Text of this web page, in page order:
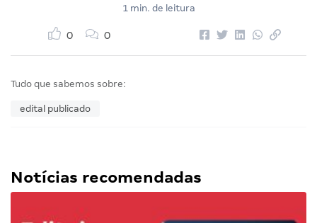
1 min. de leitura
0 0
Tudo que sabemos sobre:
edital publicado
Notícias recomendadas